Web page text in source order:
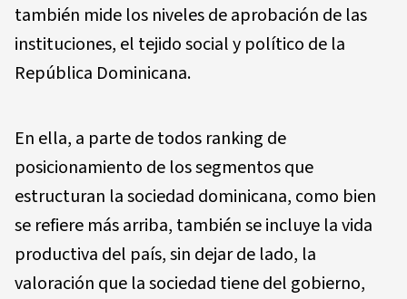
también mide los niveles de aprobación de las
instituciones, el tejido social y político de la
República Dominicana.
En ella, a parte de todos ranking de
posicionamiento de los segmentos que
estructuran la sociedad dominicana, como bien
se refiere más arriba, también se incluye la vida
productiva del país, sin dejar de lado, la
valoración que la sociedad tiene del gobierno,